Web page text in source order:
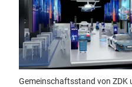
Gemeinschaftsstand von